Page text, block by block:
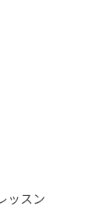
ッスン